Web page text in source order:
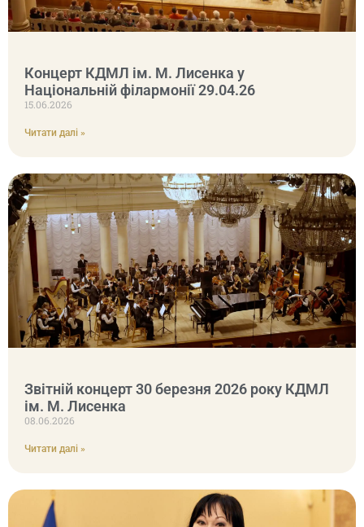
Концерт КДМЛ ім. М. Лисенка у
Національній філармонії 29.04.26
15.06.2026
Читати далі »
Звітній концерт 30 березня 2026 року КДМЛ
ім. М. Лисенка
08.06.2026
Читати далі »